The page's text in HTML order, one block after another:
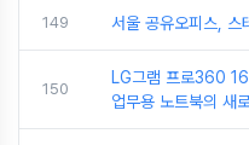
149 서울 공유오피스, 스
150
LG그램 프로360
업무용 노트북의 새